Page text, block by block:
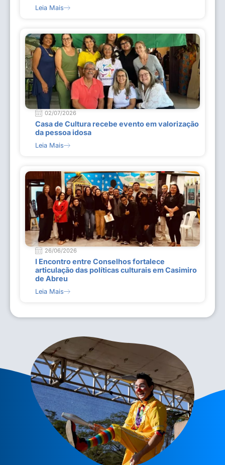
Leia Mais
02/07/2026
Casa de Cultura recebe evento em valorização
da pessoa idosa
Leia Mais
26/06/2026
I Encontro entre Conselhos fortalece
articulação das políticas culturais em Casimiro
de Abreu
Leia Mais